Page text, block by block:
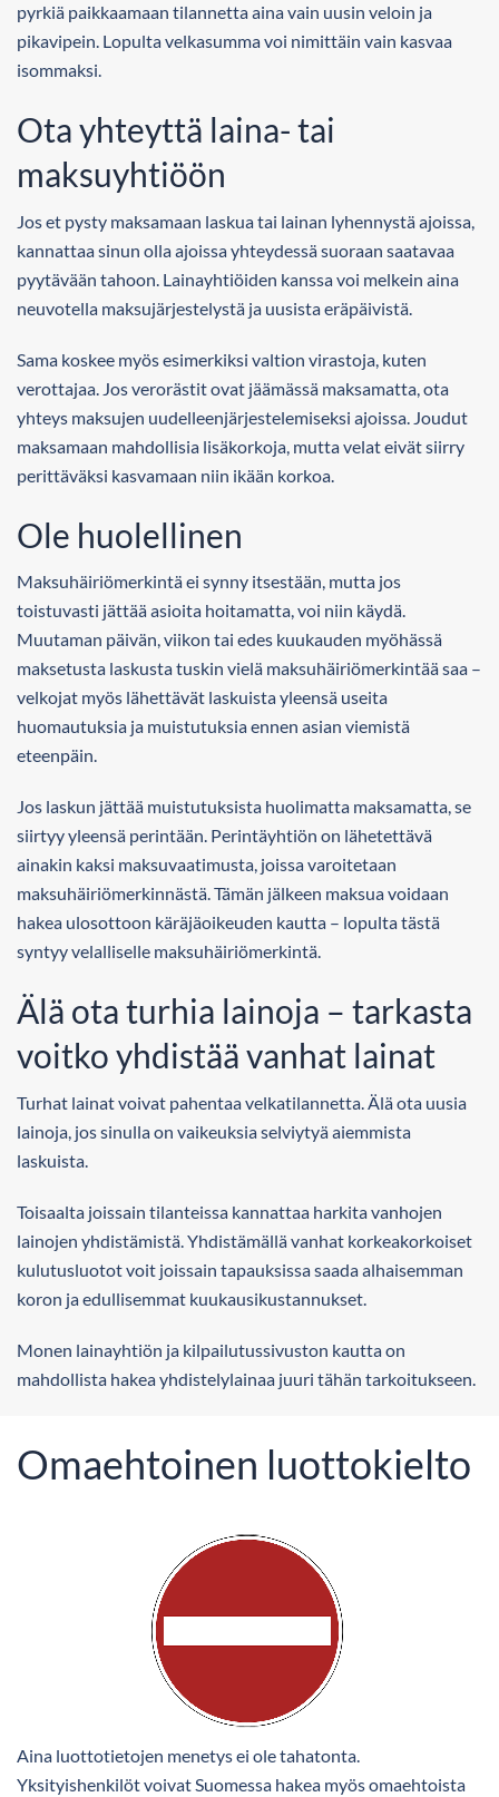
pyrkiä paikkaamaan tilannetta aina vain uusin veloin ja
pikavipein. Lopulta velkasumma voi nimittäin vain kasvaa
isommaksi.
Ota yhteyttä laina- tai
maksuyhtiöön
Jos et pysty maksamaan laskua tai lainan lyhennystä ajoissa,
kannattaa sinun olla ajoissa yhteydessä suoraan saatavaa
pyytävään tahoon. Lainayhtiöiden kanssa voi melkein aina
neuvotella maksujärjestelystä ja uusista eräpäivistä.
Sama koskee myös esimerkiksi valtion virastoja, kuten
verottajaa. Jos verorästit ovat jäämässä maksamatta, ota
yhteys maksujen uudelleenjärjestelemiseksi ajoissa. Joudut
maksamaan mahdollisia lisäkorkoja, mutta velat eivät siirry
perittäväksi kasvamaan niin ikään korkoa.
Ole huolellinen
Maksuhäiriömerkintä ei synny itsestään, mutta jos
toistuvasti jättää asioita hoitamatta, voi niin käydä.
Muutaman päivän, viikon tai edes kuukauden myöhässä
maksetusta laskusta tuskin vielä maksuhäiriömerkintää saa –
velkojat myös lähettävät laskuista yleensä useita
huomautuksia ja muistutuksia ennen asian viemistä
eteenpäin.
Jos laskun jättää muistutuksista huolimatta maksamatta, se
siirtyy yleensä perintään. Perintäyhtiön on lähetettävä
ainakin kaksi maksuvaatimusta, joissa varoitetaan
maksuhäiriömerkinnästä. Tämän jälkeen maksua voidaan
hakea ulosottoon käräjäoikeuden kautta – lopulta tästä
syntyy velalliselle maksuhäiriömerkintä.
Älä ota turhia lainoja – tarkasta
voitko yhdistää vanhat lainat
Turhat lainat voivat pahentaa velkatilannetta. Älä ota uusia
lainoja, jos sinulla on vaikeuksia selviytyä aiemmista
laskuista.
Toisaalta joissain tilanteissa kannattaa harkita vanhojen
lainojen yhdistämistä. Yhdistämällä vanhat korkeakorkoiset
kulutusluotot voit joissain tapauksissa saada alhaisemman
koron ja edullisemmat kuukausikustannukset.
Monen lainayhtiön ja kilpailutussivuston kautta on
mahdollista hakea yhdistelylainaa juuri tähän tarkoitukseen.
Omaehtoinen luottokielto
Aina luottotietojen menetys ei ole tahatonta.
Yksityishenkilöt voivat Suomessa hakea myös omaehtoista